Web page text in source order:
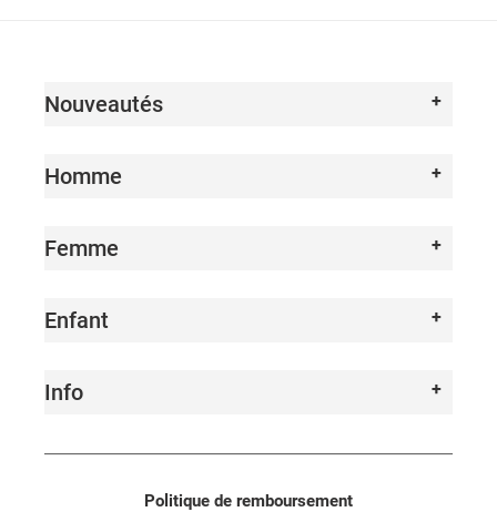
Nouveautés
Homme
Femme
Enfant
Info
Politique de remboursement